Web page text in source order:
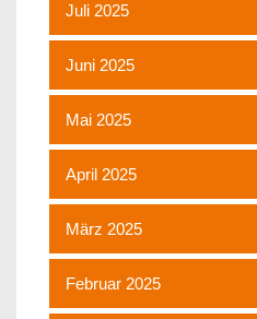
Juli 2025
Juni 2025
Mai 2025
April 2025
März 2025
Februar 2025